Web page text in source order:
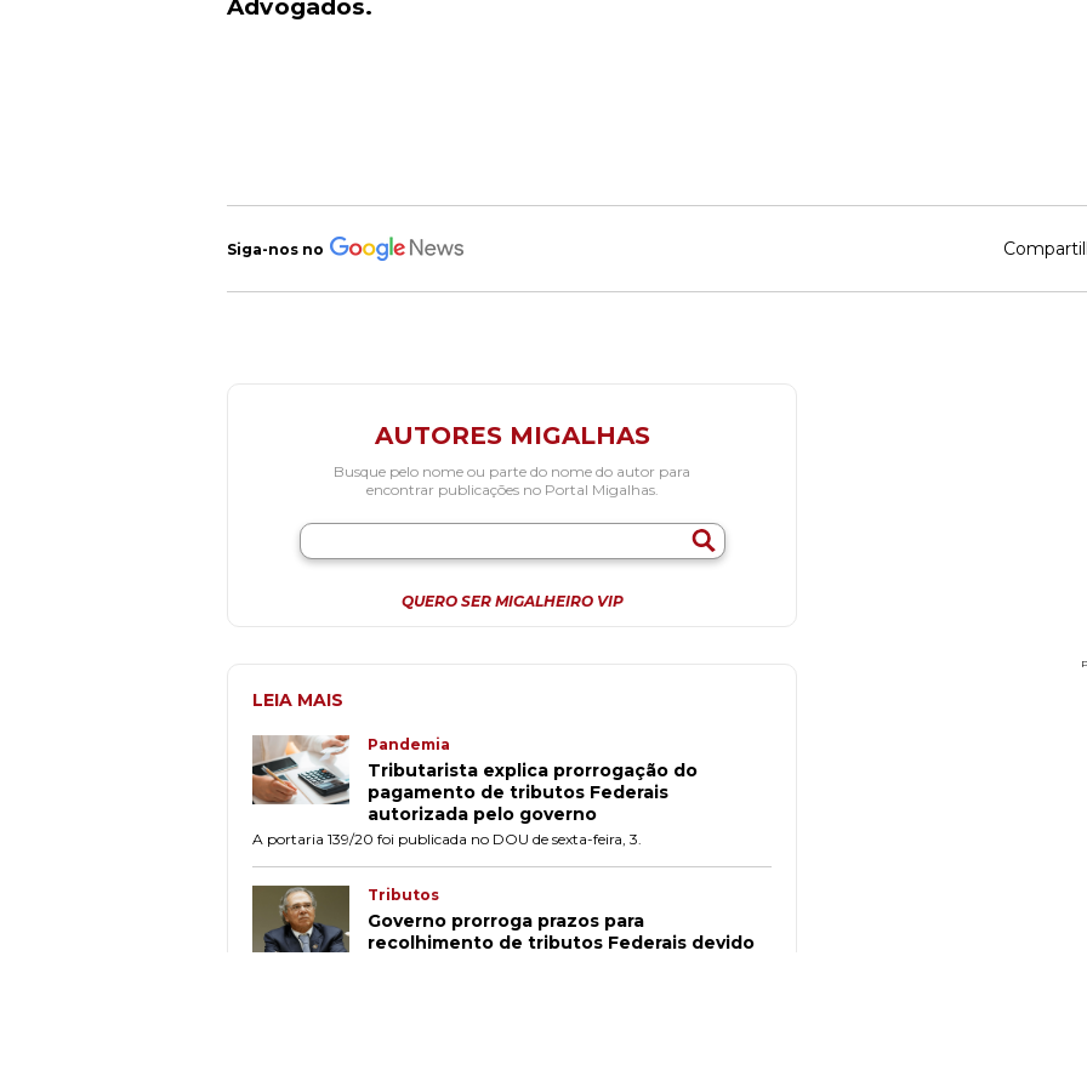
Advogados.
Siga-nos no
AUTORES MIGALHAS
Busque pelo nome ou parte do nome do autor para
encontrar publicações no Portal Migalhas.
QUERO SER MIGALHEIRO VIP
LEIA MAIS
Pandemia
Tributarista explica prorrogação do
pagamento de tributos Federais
autorizada pelo governo
A portaria 139/20 foi publicada no DOU de sexta-feira, 3.
Tributos
Governo prorroga prazos para
recolhimento de tributos Federais devido